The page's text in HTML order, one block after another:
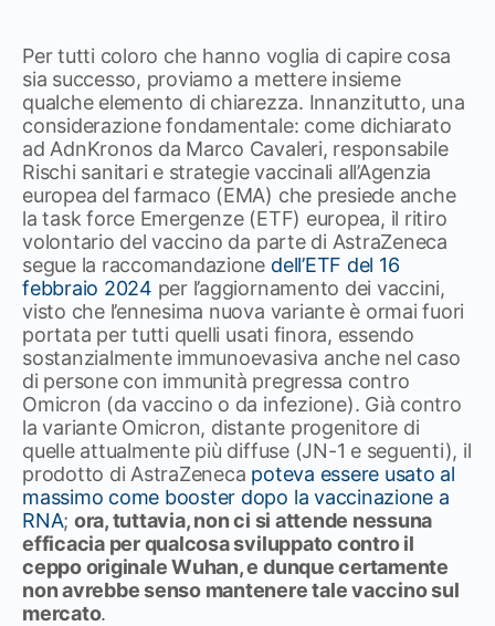
Per tutti coloro che hanno voglia di capire cosa
sia successo, proviamo a mettere insieme
qualche elemento di chiarezza. Innanzitutto, una
considerazione fondamentale: come dichiarato
ad AdnKronos da Marco Cavaleri, responsabile
Rischi sanitari e strategie vaccinali all’Agenzia
europea del farmaco (EMA) che presiede anche
la task force Emergenze (ETF) europea, il ritiro
volontario del vaccino da parte di AstraZeneca
segue la raccomandazione dell’ETF del 16
febbraio 2024 per l’aggiornamento dei vaccini,
visto che l’ennesima nuova variante è ormai fuori
portata per tutti quelli usati finora, essendo
sostanzialmente immunoevasiva anche nel caso
di persone con immunità pregressa contro
Omicron (da vaccino o da infezione). Già contro
la variante Omicron, distante progenitore di
quelle attualmente più diffuse (JN-1 e seguenti), il
prodotto di AstraZeneca poteva essere usato al
massimo come booster dopo la vaccinazione a
RNA; ora, tuttavia, non ci si attende nessuna
efficacia per qualcosa sviluppato contro il
ceppo originale Wuhan, e dunque certamente
non avrebbe senso mantenere tale vaccino sul
mercato.